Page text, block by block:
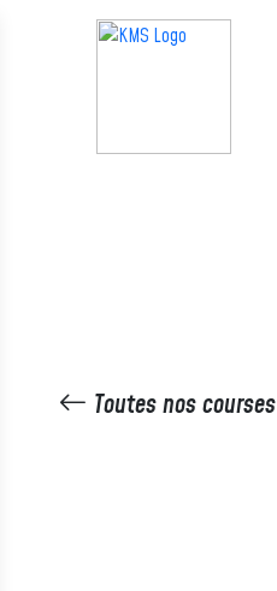
Toutes nos courses
Panneau de gestion des cookies